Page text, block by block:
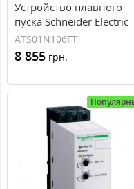
Устройство плавного
пуска Schneider Electric
серии Altistart ATS01 6A
400В (ATS01N106FT)
ATS01N106FT
8 855 грн.